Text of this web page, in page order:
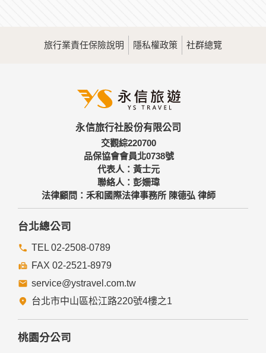
旅行業責任保險說明 隱私權政策 社群總覽
永信旅行社股份有限公司
交觀綜220700
品保協會會員北0738號
代表人：黃士元
聯絡人：彭姍瑋
法律顧問：禾和國際法律事務所 陳德弘 律師
台北總公司
TEL 02-2508-0789
FAX 02-2521-8979
service@ystravel.com.tw
台北市中山區松江路220號4樓之1
桃園分公司